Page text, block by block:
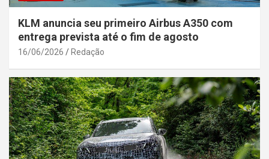
KLM anuncia seu primeiro Airbus A350 com
entrega prevista até o fim de agosto
16/06/2026 Redação